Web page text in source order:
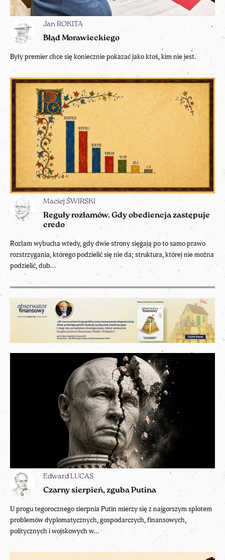
Jan ROKITA
Błąd Morawieckiego
Były premier chce się koniecznie pokazać jako ktoś, kim nie jest.
Maciej ŚWIRSKI
Reguły rozłamów. Gdy obediencja zastępuje
credo
Rozłam wybucha wtedy, gdy dwie strony sięgają po to samo prawo
rozstrzygania, którego podzielić się nie da; struktura, której nie można
podzielić, dub...
Edward LUCAS
Czarny sierpień, zguba Putina
U progu tegorocznego sierpnia Putin mierzy się z najgorszym splotem
problemów dyplomatycznych, gospodarczych, finansowych,
politycznych i wojskowych w...